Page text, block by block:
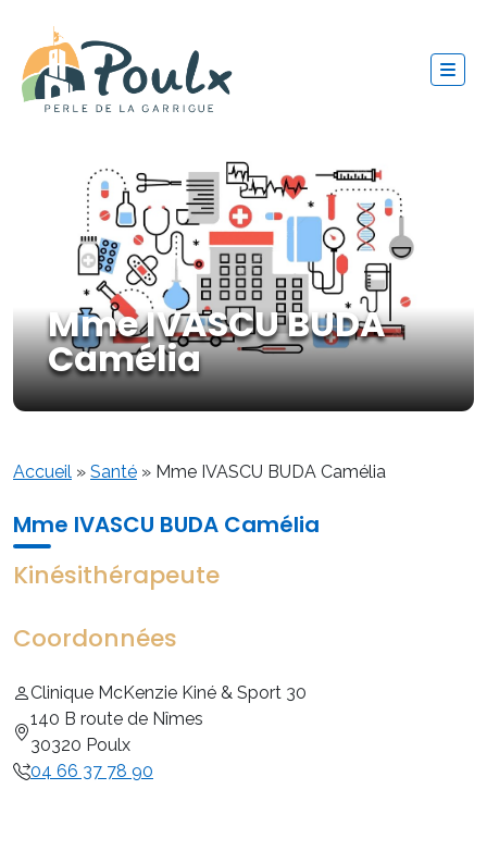
Mme IVASCU BUDA
Camélia
Accueil » Santé » Mme IVASCU BUDA Camélia
Mme IVASCU BUDA Camélia
Kinésithérapeute
Coordonnées
Clinique McKenzie Kiné & Sport 30
140 B route de Nîmes
30320 Poulx
04 66 37 78 90